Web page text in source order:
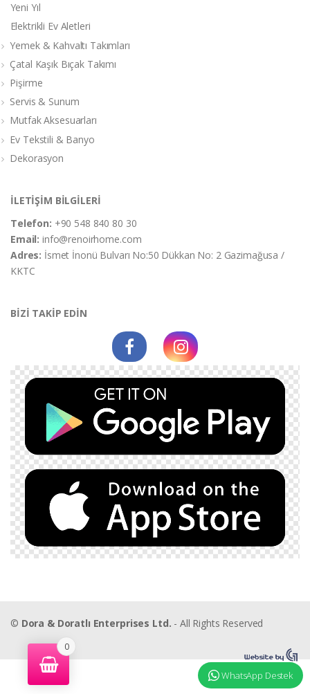
Yeni Yıl
Elektrikli Ev Aletleri
Yemek & Kahvaltı Takımları
Çatal Kaşık Bıçak Takımı
Pişirme
Servis & Sunum
Mutfak Aksesuarları
Ev Tekstili & Banyo
Dekorasyon
İLETİŞİM BİLGİLERİ
Telefon: +90 548 840 80 30
Email:info@renoirhome.com
Adres: İsmet İnonü Bulvarı No:50 Dükkan No: 2 Gazimağusa /
KKTC
BİZİ TAKİP EDİN
© Dora & Doratlı Enterprises Ltd. - All Rights Reserved
0
WhatsApp Destek